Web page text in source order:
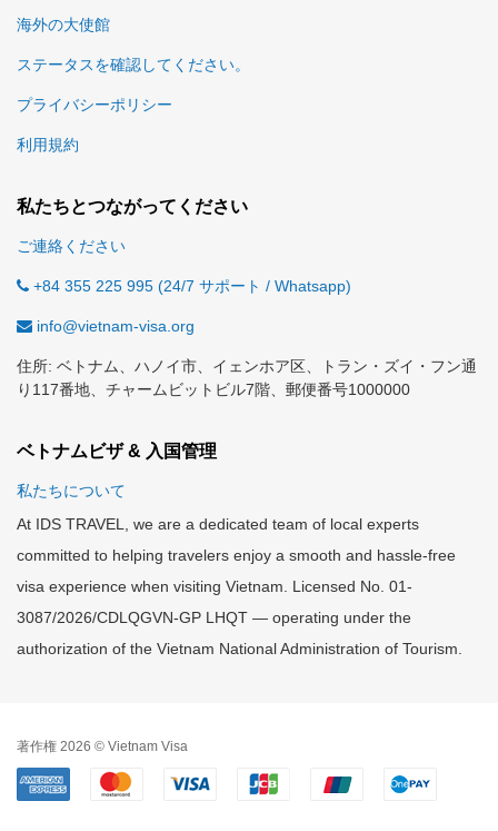
海外の大使館
ステータスを確認してください。
プライバシーポリシー
利用規約
私たちとつながってください
ご連絡ください
+84 355 225 995 (24/7 サポート / Whatsapp)
info@vietnam-visa.org
住所: ベトナム、ハノイ市、イェンホア区、トラン・ズイ・フン通
り117番地、チャームビットビル7階、郵便番号1000000
ベトナムビザ & 入国管理
私たちについて
At IDS TRAVEL, we are a dedicated team of local experts
committed to helping travelers enjoy a smooth and hassle-free
visa experience when visiting Vietnam. Licensed No. 01-
3087/2026/CDLQGVN-GP LHQT — operating under the
authorization of the Vietnam National Administration of Tourism.
著作権 2026 © Vietnam Visa